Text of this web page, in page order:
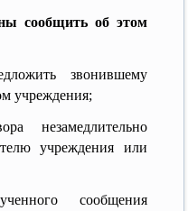
сообщить об этом
звонившему
учреждения;
незамедлительно
учреждения или
сообщения